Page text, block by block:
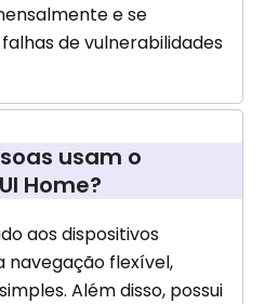
e se
de vulnerabilidades
usam o
Home?
aos dispositivos
navegação flexível,
Além disso, possui